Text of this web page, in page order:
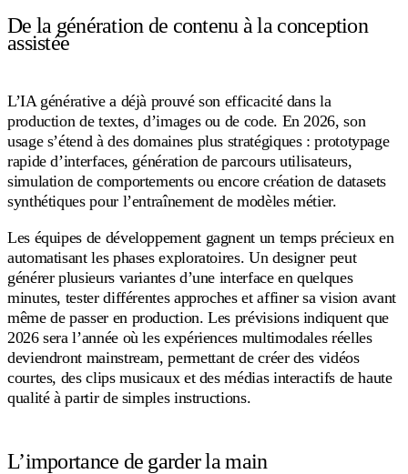
De la génération de contenu à la conception
assistée
L’IA générative a déjà prouvé son efficacité dans la
production de textes, d’images ou de code. En 2026, son
usage s’étend à des domaines plus stratégiques : prototypage
rapide d’interfaces, génération de parcours utilisateurs,
simulation de comportements ou encore création de datasets
synthétiques pour l’entraînement de modèles métier.
Les équipes de développement gagnent un temps précieux en
automatisant les phases exploratoires. Un designer peut
générer plusieurs variantes d’une interface en quelques
minutes, tester différentes approches et affiner sa vision avant
même de passer en production. Les prévisions indiquent que
2026 sera l’année où les expériences multimodales réelles
deviendront mainstream, permettant de créer des vidéos
courtes, des clips musicaux et des médias interactifs de haute
qualité à partir de simples instructions.
L’importance de garder la main